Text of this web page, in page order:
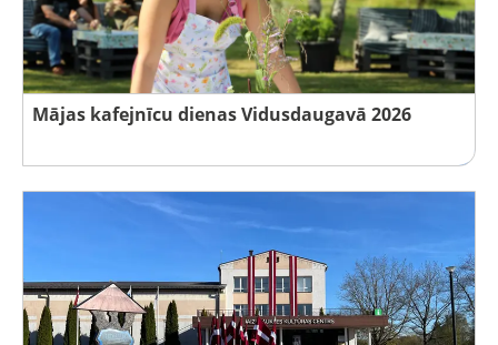
Mājas kafejnīcu dienas Vidusdaugavā 2026